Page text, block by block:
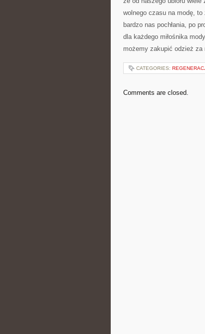
wolnego czasu na modę,
bardzo nas pochłania, po
dla każdego miłośnika
możemy zakupić odzież za
CATEGORIES:
Comments are closed.